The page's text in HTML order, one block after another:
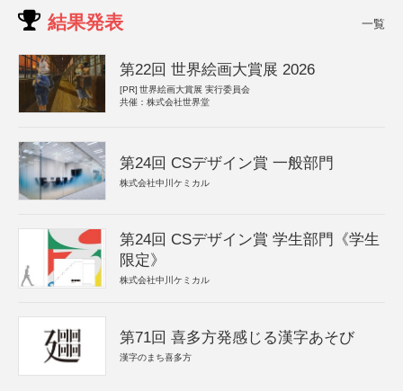
結果発表 一覧
第22回 世界絵画大賞展 2026
[PR] 世界絵画大賞展 実行委員会
共催：株式会社世界堂
第24回 CSデザイン賞 一般部門
株式会社中川ケミカル
第24回 CSデザイン賞 学生部門《学生
限定》
株式会社中川ケミカル
第71回 喜多方発感じる漢字あそび
漢字のまち喜多方